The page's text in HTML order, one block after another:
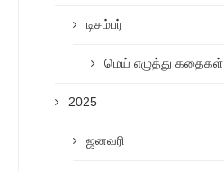
டிசம்பர்
மெய் எழுத்து கதைகள்
2025
ஜனவரி